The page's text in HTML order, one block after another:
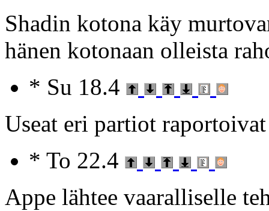
Shadin kotona käy
hänen kotonaan olleista
* Su 18.4
Useat eri partiot
* To 22.4
Appe lähtee vaaralliselle